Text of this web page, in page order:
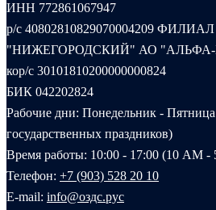
ИНН 772861067947
р/с 40802810829070004209 ФИЛИАЛ
"НИЖЕГОРОДСКИЙ" АО
кор/с 30101810200000000824
БИК 042202824
Рабочие дни: Понедельник -
государственных праздников)
Время работы: 10:00 - 17:00 (10 AM -
Телефон: +7 (903) 528 20 10‬
E-mail: info@оздс.рус